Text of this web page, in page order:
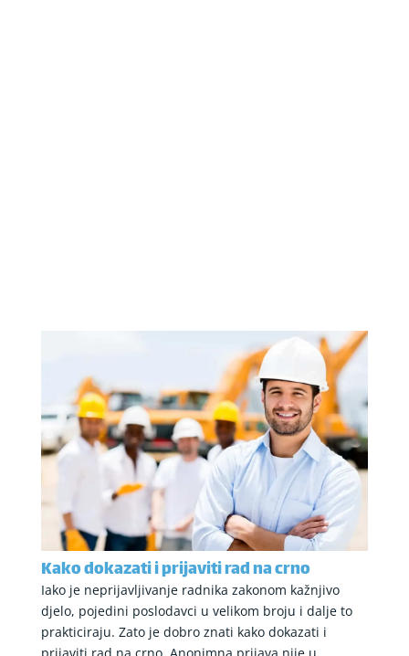
Kako dokazati i prijaviti rad na crno
Iako je neprijavljivanje radnika zakonom kažnjivo
djelo, pojedini poslodavci u velikom broju i dalje to
prakticiraju. Zato je dobro znati kako dokazati i